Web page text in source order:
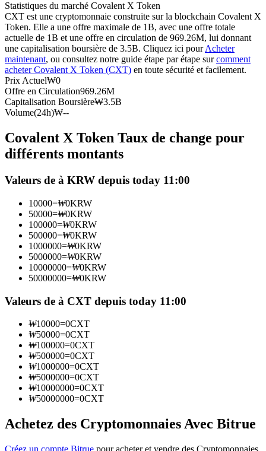
Copie de Trading
Rejoignez les meilleurs traders
Devenez un trader de copie
Profitez du partage des bénéfices et des commissions de copy
trading
Information
commerciales, etc.
Statistiques du marché Covalent X Token
CXT est une cryptomonnaie construite sur la blockchain Covalent X
Token. Elle a une offre maximale de 1B, avec une offre totale
actuelle de 1B et une offre en circulation de 969.26M, lui donnant
une capitalisation boursière de 3.5B. Cliquez ici pourAcheter
maintenant, ou consultez notre guide étape par étape surcomment
acheter Covalent X Token (CXT) en toute sécurité et facilement.
Prix Actuel₩0
Offre en Circulation969.26M
Capitalisation Boursière₩3.5B
Volume(24h)₩--
Covalent X Token Taux de change pour
différents montants
Valeurs de à KRW depuis today 11:00
10000=₩0KRW
50000=₩0KRW
100000=₩0KRW
500000=₩0KRW
1000000=₩0KRW
5000000=₩0KRW
10000000=₩0KRW
50000000=₩0KRW
Valeurs de à CXT depuis today 11:00
₩10000=0CXT
₩50000=0CXT
₩100000=0CXT
₩500000=0CXT
₩1000000=0CXT
₩5000000=0CXT
₩10000000=0CXT
₩50000000=0CXT
Achetez des Cryptomonnaies Avec Bitrue